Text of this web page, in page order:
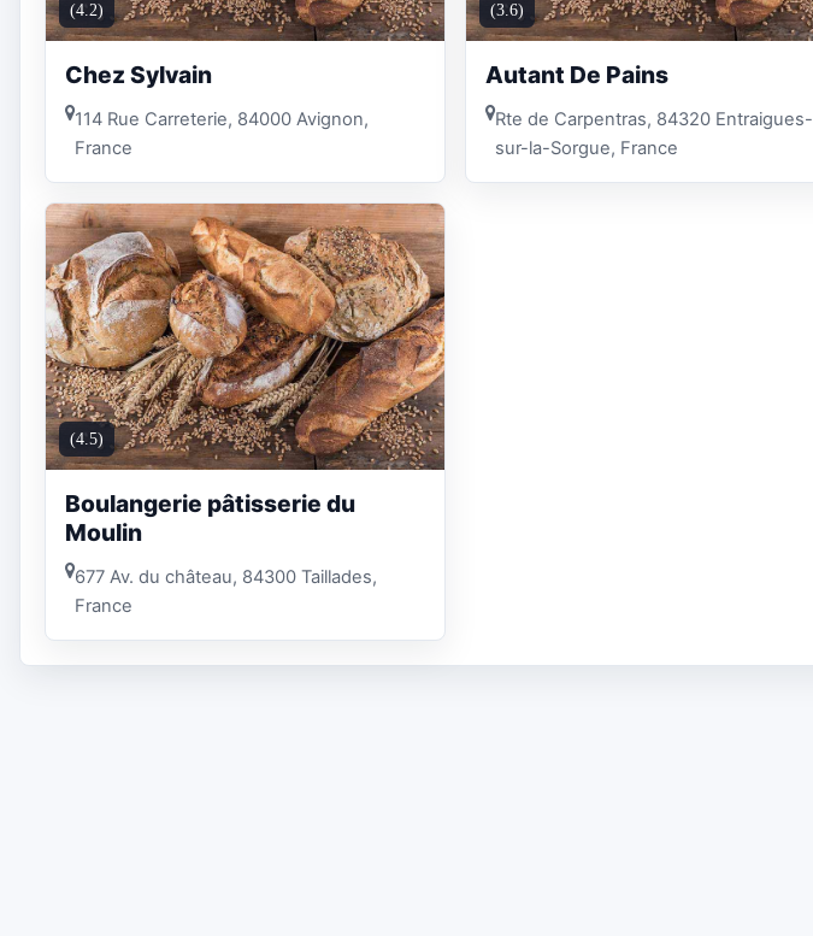
(4.2)
Chez Sylvain
114 Rue Carreterie, 84000 Avignon,
France
(3.6)
Autant De Pains
Rte de Carpentras, 84320 Entraigues-
sur-la-Sorgue, France
(4.5)
Boulangerie pâtisserie du
Moulin
677 Av. du château, 84300 Taillades,
France